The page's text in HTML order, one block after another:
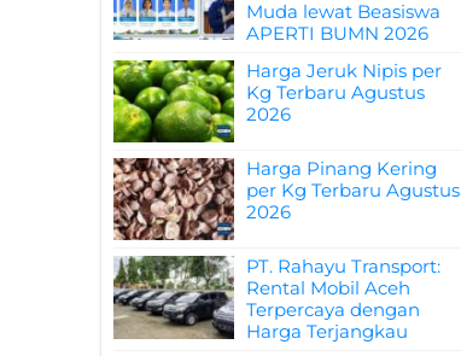
Muda lewat Beasiswa
APERTI BUMN 2026
Harga Jeruk Nipis per
Kg Terbaru Agustus
2026
Harga Pinang Kering
per Kg Terbaru Agustus
2026
PT. Rahayu Transport:
Rental Mobil Aceh
Terpercaya dengan
Harga Terjangkau